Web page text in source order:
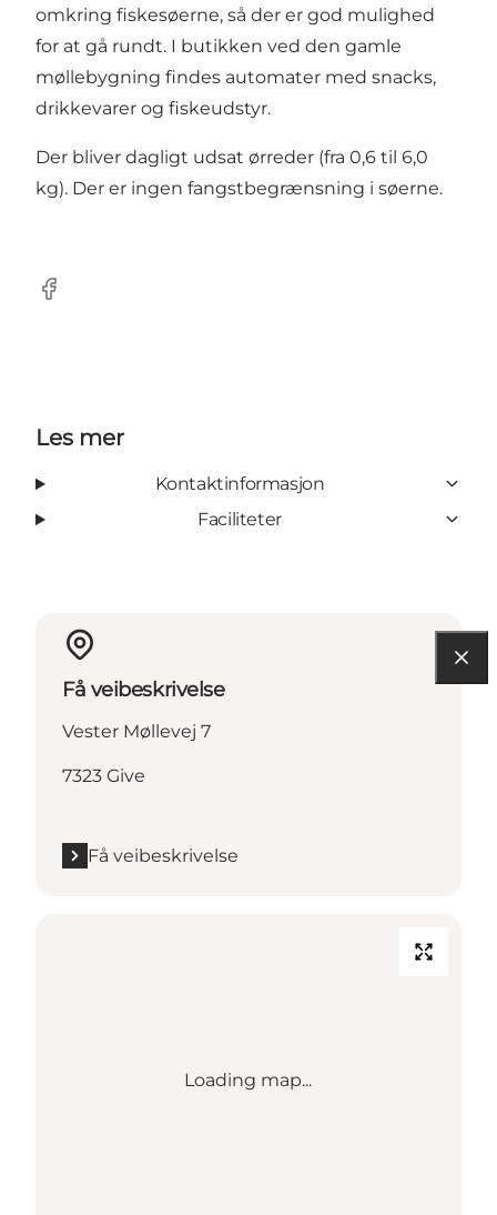
omkring fiskesøerne, så der er god mulighed
for at gå rundt. I butikken ved den gamle
møllebygning findes automater med snacks,
drikkevarer og fiskeudstyr.
Der bliver dagligt udsat ørreder (fra 0,6 til 6,0
kg). Der er ingen fangstbegrænsning i søerne.
Facebook
Les mer
Kontaktinformasjon
Faciliteter
Få veibeskrivelse
Vester Møllevej 7
7323 Give
Få veibeskrivelse
Loading map...